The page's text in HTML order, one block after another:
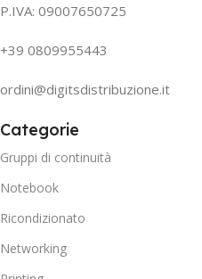
P.IVA: 09007650725
+39 0809955443
ordini@digitsdistribuzione.it
Categorie
Gruppi di continuità
Notebook
Ricondizionato
Networking